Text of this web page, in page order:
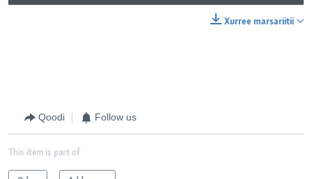
Xurree marsariitii
Qoodi Follow us
This item is part of